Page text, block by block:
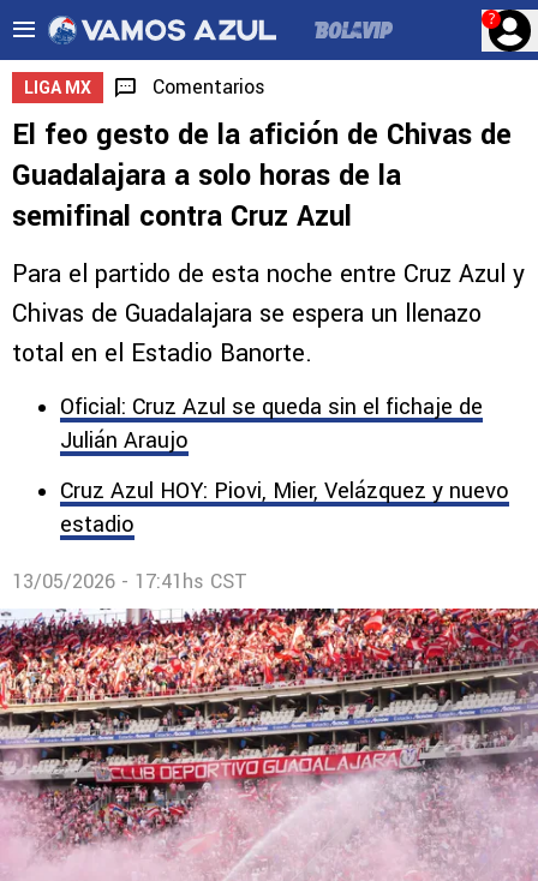
?
LIGA MX Comentarios
El feo gesto de la afición de Chivas de
Guadalajara a solo horas de la
semifinal contra Cruz Azul
Para el partido de esta noche entre Cruz Azul y
Chivas de Guadalajara se espera un llenazo
total en el Estadio Banorte.
Oficial: Cruz Azul se queda sin el fichaje de
Julián Araujo
Cruz Azul HOY: Piovi, Mier, Velázquez y nuevo
estadio
13/05/2026 - 17:41hs CST